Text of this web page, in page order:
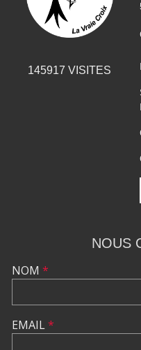
145917 VISITES
NOUS
NOM *
EMAIL*